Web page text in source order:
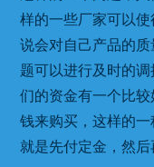
样的一些厂家可以
说会对自己产品的
题可以进行及时的
们的资金有一个比
钱来购买，这样的
就是先付定金，然后